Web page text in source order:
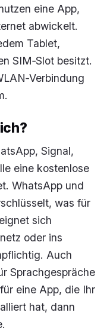
eine App,
abwickelt.
Tablet,
SIM‑Slot besitzt.
Signal,
eine kostenlose
WhatsApp und
was für
sich
oder ins
Auch
Sprachgespräche
eine App, die Ihr
hat, dann